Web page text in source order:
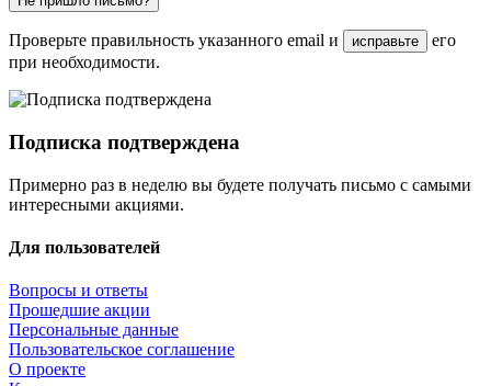
Проверьте правильность указанного email и исправьте
его
при необходимости.
Подписка подтверждена
Примерно раз в неделю вы будете получать письмо с самыми
интересными акциями.
Для пользователей
Вопросы и ответы
Прошедшие акции
Персональные данные
Пользовательское соглашение
О проекте